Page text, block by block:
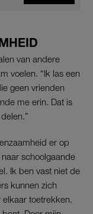
van andere
voelen. “Ik las een
geen vrienden
me erin. Dat is
er op
schoolgaande
Ik ben vast niet de
kunnen zich
toetrekken.